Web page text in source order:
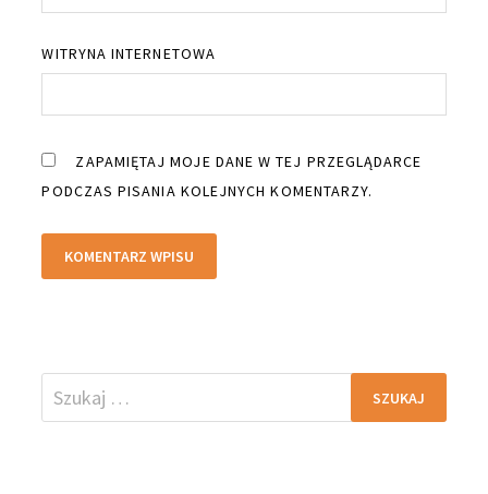
WITRYNA INTERNETOWA
ZAPAMIĘTAJ MOJE DANE W TEJ PRZEGLĄDARCE
PODCZAS PISANIA KOLEJNYCH KOMENTARZY.
Szukaj: